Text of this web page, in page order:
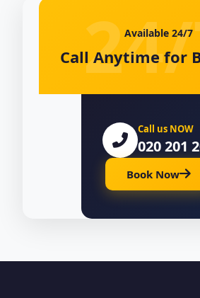
Available 24/7
Call Anytime for
Call us NOW
020 201
Book Now